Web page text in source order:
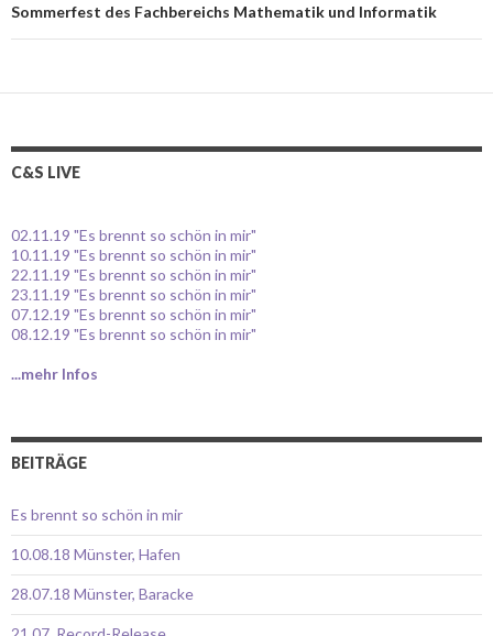
Sommerfest des Fachbereichs Mathematik und Informatik
C&S LIVE
02.11.19 "Es brennt so schön in mir"
10.11.19 "Es brennt so schön in mir"
22.11.19 "Es brennt so schön in mir"
23.11.19 "Es brennt so schön in mir"
07.12.19 "Es brennt so schön in mir"
08.12.19 "Es brennt so schön in mir"
...mehr Infos
BEITRÄGE
Es brennt so schön in mir
10.08.18 Münster, Hafen
28.07.18 Münster, Baracke